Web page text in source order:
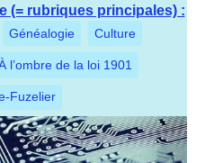
(= rubriques principales) :
Généalogie Culture
l’ombre de la loi 1901
Fuzelier